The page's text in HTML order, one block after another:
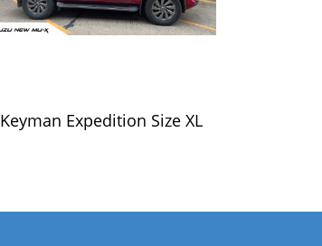
Keyman Expedition Size XL